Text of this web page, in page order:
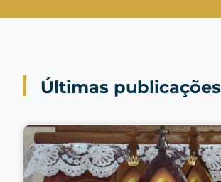
Últimas publicações